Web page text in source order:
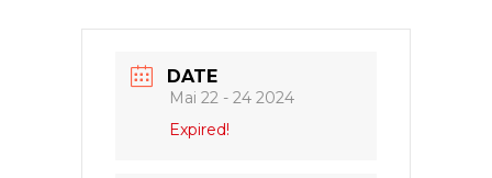
DATE
Mai 22 - 24 2024
Expired!